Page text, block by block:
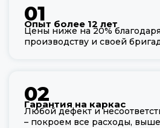
01
Опыт более 12 лет
Цены ниже на 20%
производству и своей
02
Гарантия на каркас
Любой дефект и
– покроем все расходы,